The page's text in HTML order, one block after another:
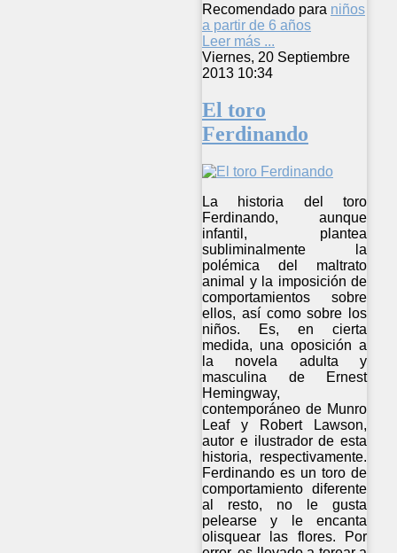
Recomendado para niños
a partir de 6 años
Leer más ...
Viernes, 20 Septiembre
2013 10:34
El toro
Ferdinando
La historia del toro
Ferdinando, aunque
infantil, plantea
subliminalmente la
polémica del maltrato
animal y la imposición de
comportamientos sobre
ellos, así como sobre los
niños. Es, en cierta
medida, una oposición a
la novela adulta y
masculina de Ernest
Hemingway,
contemporáneo de Munro
Leaf y Robert Lawson,
autor e ilustrador de esta
historia, respectivamente.
Ferdinando es un toro de
comportamiento diferente
al resto, no le gusta
pelearse y le encanta
olisquear las flores. Por